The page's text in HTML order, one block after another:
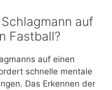
auf
Fastball?
auf einen
schnelle mentale
Das Erkennen der